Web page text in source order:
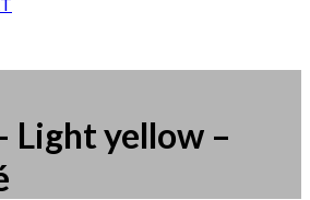
Light yellow –